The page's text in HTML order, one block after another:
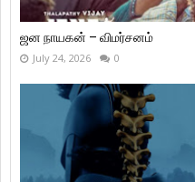
ஜன நாயகன் – விமர்சனம்
July 24, 2026 0